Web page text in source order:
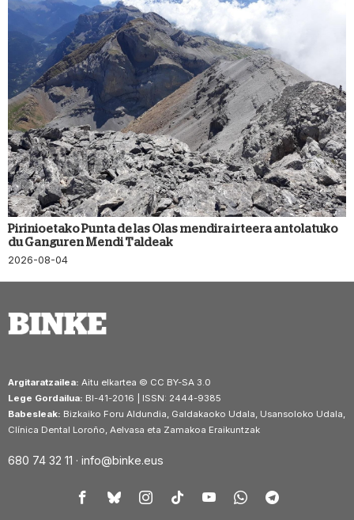
Pirinioetako Punta de las Olas mendira irteera antolatuko
du Ganguren Mendi Taldeak
2026-08-04
Argitaratzailea: Aitu elkartea © CC BY-SA 3.0
Lege Gordailua: BI-41-2016 | ISSN: 2444-9385
Babesleak: Bizkaiko Foru Aldundia, Galdakaoko Udala, Usansoloko Udala,
Clínica Dental Loroño, Aelvasa eta Zamakoa Eraikuntzak
680 74 32 11 · info@binke.eus